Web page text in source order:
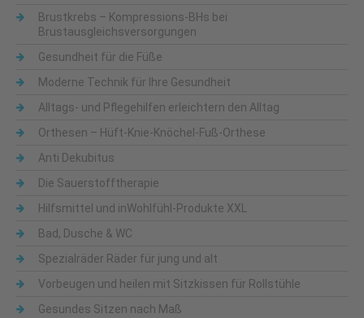
Brustkrebs – Kompressions-BHs bei
Brustausgleichsversorgungen
Gesundheit für die Füße
Moderne Technik für Ihre Gesundheit
Alltags- und Pflegehilfen erleichtern den Alltag
Orthesen – Hüft-Knie-Knöchel-Fuß-Orthese
Anti Dekubitus
Die Sauerstofftherapie
Hilfsmittel und inWohlfühl-Produkte XXL
Bad, Dusche & WC
Spezialräder Räder für jung und alt
Vorbeugen und heilen mit Sitzkissen für Rollstühle
Gesundes Sitzen nach Maß